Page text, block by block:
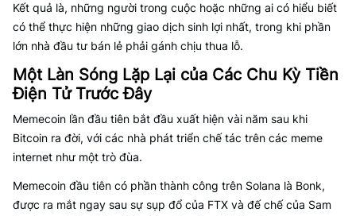
Kết quả là, những người trong cuộc hoặc những ai có hiểu biết
có thể thực hiện những giao dịch sinh lợi nhất, trong khi phần
lớn nhà đầu tư bán lẻ phải gánh chịu thua lỗ.
Một Làn Sóng Lặp Lại của Các Chu Kỳ Tiền
Điện Tử Trước Đây
Memecoin lần đầu tiên bắt đầu xuất hiện vài năm sau khi
Bitcoin ra đời, với các nhà phát triển chế tác trên các meme
internet như một trò đùa.
Memecoin đầu tiên có phần thành công trên Solana là Bonk,
được ra mắt ngay sau sự sụp đổ của FTX và đế chế của Sam